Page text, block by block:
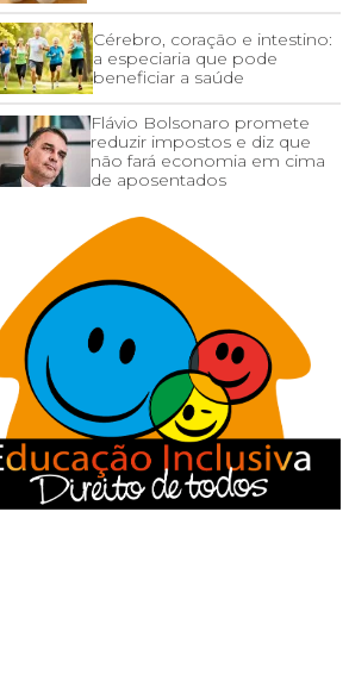
Cérebro, coração e intestino:
a especiaria que pode
beneficiar a saúde
Flávio Bolsonaro promete
reduzir impostos e diz que
não fará economia em cima
de aposentados